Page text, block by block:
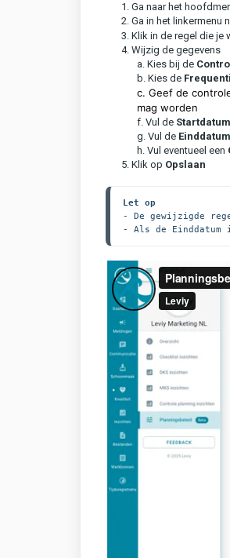
1. Ga naar het
2. Ga in het linkermenu
3. Klik in de regel die je
4. Wijzig de gegevens
a. Kies bij de C
b. Kies de
c. Geef de
mag worden
f. Vul de Startdatum
g. Vul de Einddatum
h. Vul eventueel een
5. Klik op Opslaan
Let op
- De gewijzigde
- Als de